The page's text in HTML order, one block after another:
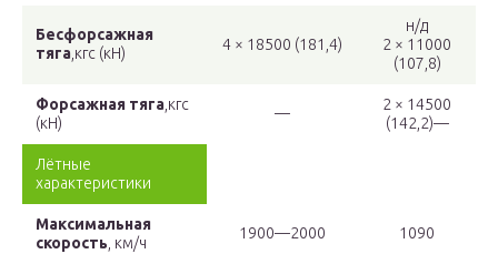
Бесфорсажная
тяга ,кгс (кН) 4 × 18500 (181,4)
н/д
2 × 11000
(107,8)
Форсажная тяга ,кгс
(кН)
—
2 × 14500
(142,2)—
Лётные
характеристики
Максимальная
скорость , км/ч
1900—2000 1090